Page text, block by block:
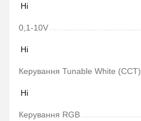
Ні
0,1-10V
Ні
Керування Tunable White (CCT)
Ні
Керування RGB